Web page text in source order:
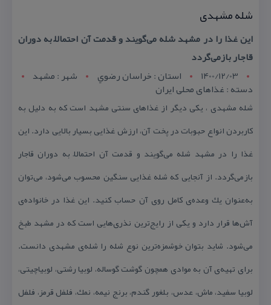
شله مشهدی
این غذا را در مشهد شله می‌گویند و قدمت آن احتمالاً به دوران
قاجار بازمی‌گردد
1400/12/03
استان : خراسان رضوي شهر : مشهد
دسته : غذاهای محلی ایران
شله مشهدی ، یكی دیگر از غذاهای سنتی مشهد است كه به دلیل به
كاربردن انواع حبوبات در پخت آن، ارزش غذایی بسیار بالایی دارد. این
غذا را در مشهد شله می‌گویند و قدمت آن احتمالاً به دوران قاجار
بازمی‌گردد. از آنجایی كه شله غذایی سنگین محسوب می‌شود، می‌توان
به‌عنوان یك وعده‌ی كامل روی آن حساب كنید. این غذا در خانواده‌ی
آش‌ها قرار دارد و یكی از رایج‌ترین نذری‌هایی است كه در مشهد طبخ
می‌شود. شاید بتوان خوشمزه‌ترین نوع شله را شله‌ی مشهدی دانست.
برای تهیه‌ی آن به موادی همچون گوشت گوساله، لوبیا رشتی، لوبیاچیتی،
لوبیا سفید، ماش، عدس، بلغور گندم، برنج نیمه، نمك، فلفل قرمز، فلفل